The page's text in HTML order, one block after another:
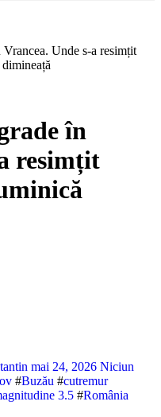
Unde s-a resimțit
în
resimțit
mai 24, 2026 Niciun
#Buzău #cutremur
3.5 #România